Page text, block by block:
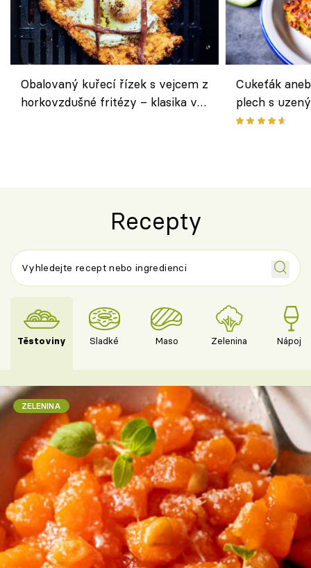
Obalovaný kuřecí řízek s vejcem z
horkovzdušné fritézy – klasika v
Cukeťák
plech s
způsob, jak
Recepty
Těstoviny Sladké Maso Zelenina Nápoje
ZELENINA